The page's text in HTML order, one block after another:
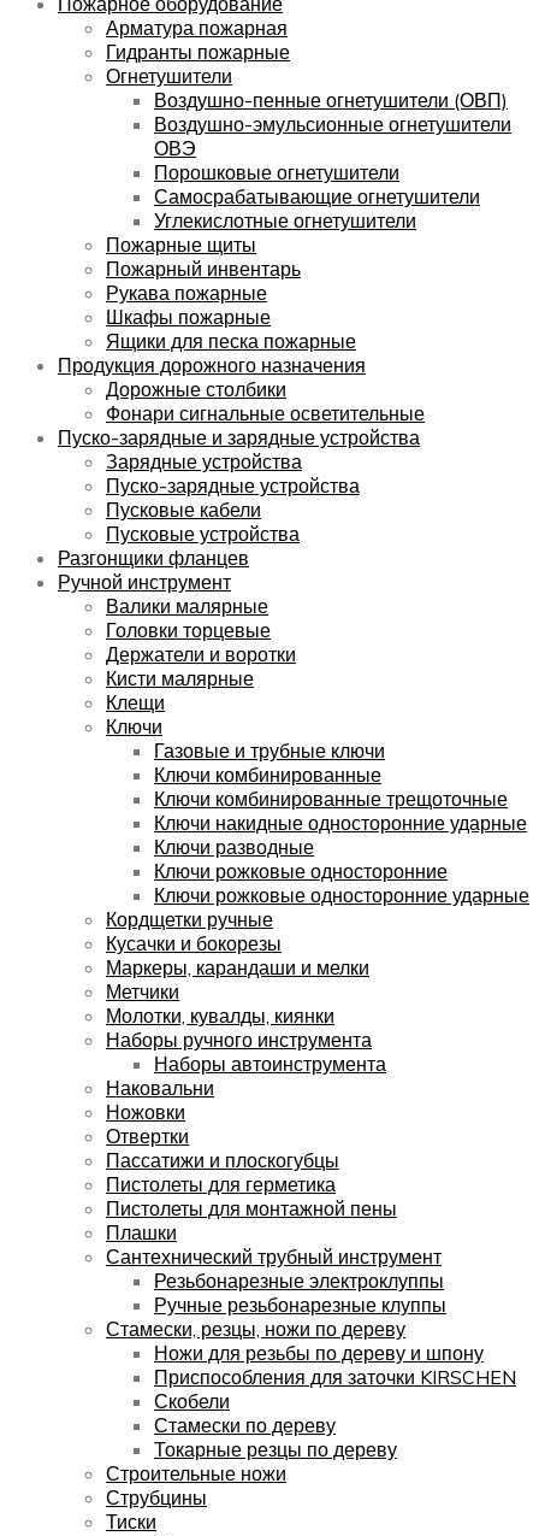
Арматура пожарная
Гидранты пожарные
Огнетушители
Воздушно-пенные огнетушители (ОВП)
Воздушно-эмульсионные огнетушители
ОВЭ
Порошковые огнетушители
Самосрабатывающие огнетушители
Углекислотные огнетушители
Пожарные щиты
Пожарный инвентарь
Рукава пожарные
Шкафы пожарные
Ящики для песка пожарные
Продукция дорожного назначения
Дорожные столбики
Фонари сигнальные осветительные
Пуско-зарядные и зарядные устройства
Зарядные устройства
Пуско-зарядные устройства
Пусковые кабели
Пусковые устройства
Разгонщики фланцев
Ручной инструмент
Валики малярные
Головки торцевые
Держатели и воротки
Кисти малярные
Клещи
Ключи
Газовые и трубные ключи
Ключи комбинированные
Ключи комбинированные трещоточные
Ключи накидные односторонние ударные
Ключи разводные
Ключи рожковые односторонние
Ключи рожковые односторонние ударные
Кордщетки ручные
Кусачки и бокорезы
Маркеры, карандаши и мелки
Метчики
Молотки, кувалды, киянки
Наборы ручного инструмента
Наборы автоинструмента
Наковальни
Ножовки
Отвертки
Пассатижи и плоскогубцы
Пистолеты для герметика
Пистолеты для монтажной пены
Плашки
Сантехнический трубный инструмент
Резьбонарезные электроклуппы
Ручные резьбонарезные клуппы
Стамески, резцы, ножи по дереву
Ножи для резьбы по дереву и шпону
Приспособления для заточки KIRSCHEN
Скобели
Стамески по дереву
Токарные резцы по дереву
Строительные ножи
Струбцины
Тиски